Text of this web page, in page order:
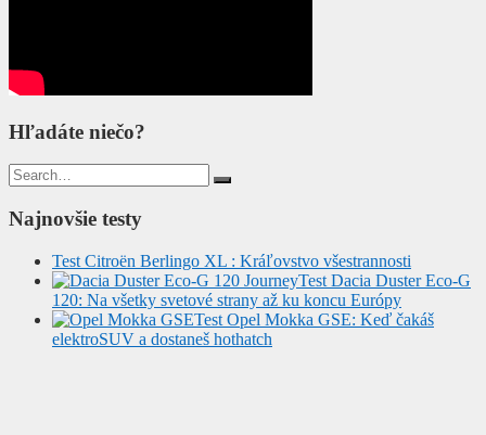
Hľadáte niečo?
Search
for:
Najnovšie testy
Test Citroën Berlingo XL : Kráľovstvo všestrannosti
Test Dacia Duster Eco-G
120: Na všetky svetové strany až ku koncu Európy
Test Opel Mokka GSE: Keď čakáš
elektroSUV a dostaneš hothatch